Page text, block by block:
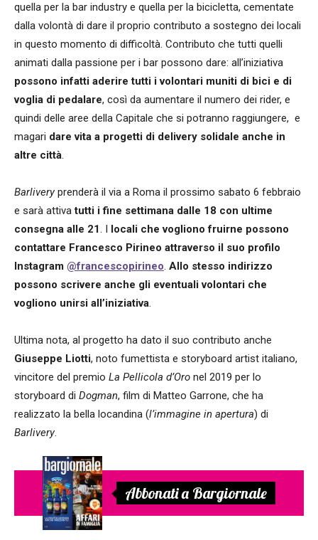
quella per la bar industry e quella per la bicicletta, cementate
dalla volontà di dare il proprio contributo a sostegno dei locali
in questo momento di difficoltà. Contributo che tutti quelli
animati dalla passione per i bar possono dare: all’iniziativa
possono infatti aderire tutti i volontari muniti di bici e di
voglia di pedalare, così da aumentare il numero dei rider, e
quindi delle aree della Capitale che si potranno raggiungere, e
magari dare vita a progetti di delivery solidale anche in
altre città.
Barliveryprenderà il via a Roma il prossimo sabato 6 febbraio
e sarà attivatutti i fine settimana dalle 18 con ultime
consegna alle 21. I
locali che vogliono fruirne possono
contattare Francesco Pirineo attraverso il suo profilo
Instagram @francescopirineo. Allo stesso indirizzo
possono scrivere anche gli eventuali volontari che
vogliono unirsi all’iniziativa.
Ultima nota, al progetto ha dato il suo contributo anche
Giuseppe Liotti, noto fumettista e storyboard artist italiano,
vincitore del premio La Pellicola d’Oro nel 2019 per lo
storyboard di Dogman, film di Matteo Garrone, che ha
realizzato la bella locandina (l’immagine in apertura) di
Barlivery.
Abbonati a Bargiornale